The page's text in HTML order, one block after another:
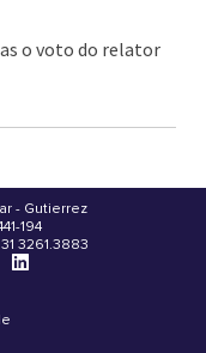
o voto do relator
- Gutierrez
194
3261.3883